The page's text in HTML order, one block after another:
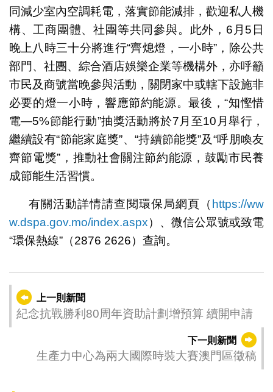
同減少室內空調耗電，落實節能減排，歡迎私人機
構、工商團體、社團等共同參與。此外，6月5日
晚上八時三十分將進行“齊熄燈，一小時”，除公共
部門、社團、綜合酒店娛樂企業等機構外，亦呼籲
市民及商號當晚參與活動，關閉家中或轄下設施非
必要的燈一小時，響應節約能源。最後，“知慳惜
電—5%節能行動”抽獎活動將於7月至10月舉行，
繼續設有“節能家庭獎”、“持續節能獎”及“呼朋喚友
齊節電獎”，推動社會關注節約能源，鼓勵市民養
成節能生活習慣。
有關活動詳情請查閱環保局網頁（ https://ww
w.dspa.gov.mo/index.aspx）、微信公眾號或致電
“環保熱線”（2876 2626）查詢。
上一則新聞
紀念抗戰勝利80周年資助計劃增預算 續開申請
下一則新聞
生產力中心為兩大國際時裝大賽澳門區徵稿